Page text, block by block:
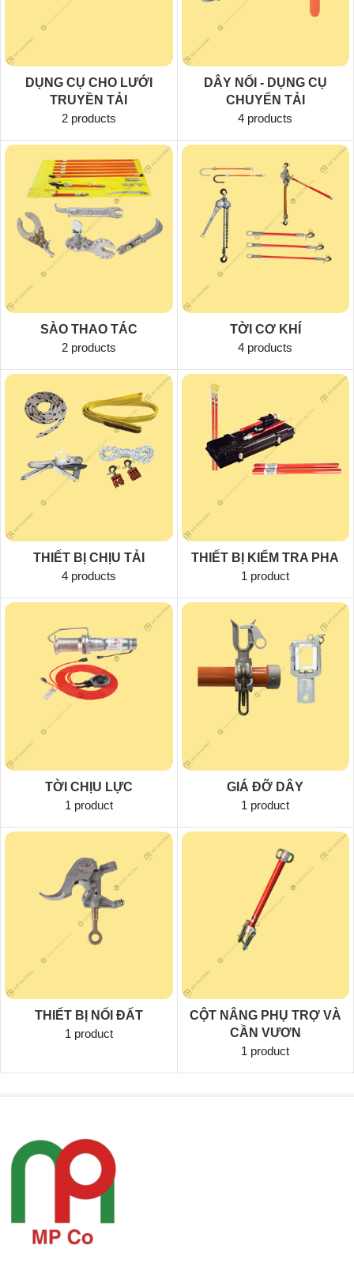
DỤNG CỤ CHO LƯỚI
TRUYỀN TẢI
2 products
DÂY NỐI - DỤNG CỤ
CHUYỂN TẢI
4 products
SÀO THAO TÁC
2 products
TỜI CƠ KHÍ
4 products
THIẾT BỊ CHỊU TẢI
4 products
THIẾT BỊ KIỂM TRA PHA
1 product
TỜI CHỊU LỰC
1 product
GIÁ ĐỠ DÂY
1 product
THIẾT BỊ NỐI ĐẤT
1 product
CỘT NÂNG PHỤ TRỢ VÀ
CẦN VƯƠN
1 product